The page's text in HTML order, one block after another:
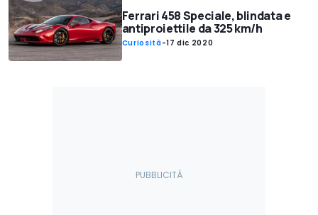
Ferrari 458 Speciale, blindata e
antiproiettile da 325 km/h
Curiosità-17 dic 2020